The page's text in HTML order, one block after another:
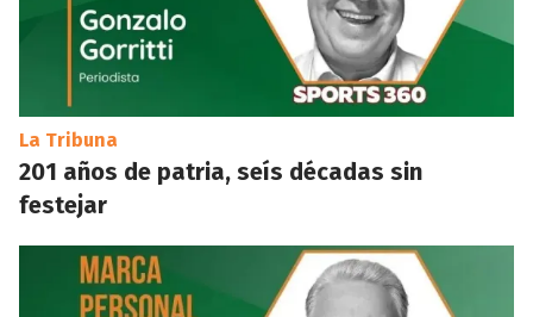
La Tribuna
201 años de patria, seís décadas sin
festejar